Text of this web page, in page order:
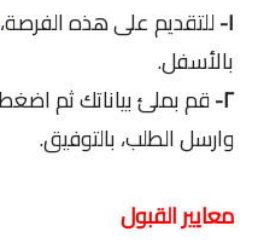
١- للتقديم على هذه الفرصة،
بالأسفل.
٢-
وارسل الطلب، بالتوفيق.
معايير القبول